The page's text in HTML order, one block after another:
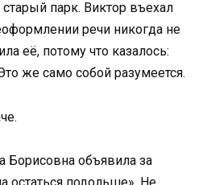
парк. Виктор въехал
речи никогда не
её, потому что казалось:
же само собой разумеется.
Борисовна объявила за